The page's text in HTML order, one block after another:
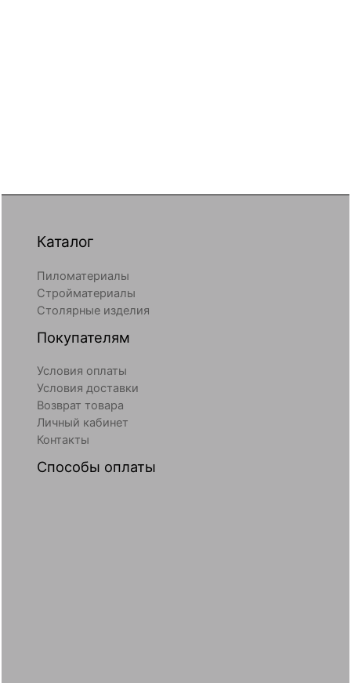
Каталог
Пиломатериалы
Стройматериалы
Столярные изделия
Покупателям
Условия оплаты
Условия доставки
Возврат товара
Личный кабинет
Контакты
Способы оплаты